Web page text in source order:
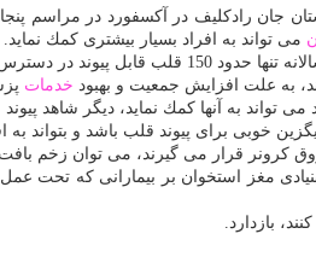
جان رادكلیف در آكسفورد در مراسم
می تواند به افراد بسیار بیشتری كمك نماید.
به علت افزایش جمعیت و بهبود خدمات
خوبی برای پیوند قلب باشد و بتواند به
قرار می گیرند، می توان زخم بافت
مغز استخوان بر بیمارانی كه تحت
بازدارد.